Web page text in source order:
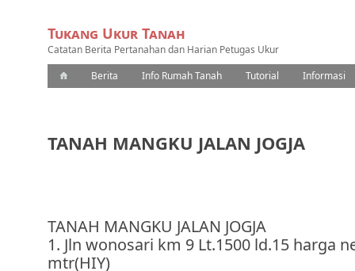
Tukang Ukur Tanah
Catatan Berita Pertanahan dan Harian Petugas Ukur
Berita
Info Rumah Tanah Tutorial Informasi
TANAH MANGKU JALAN JOGJA
TANAH MANGKU JALAN JOGJA
1. Jln wonosari km 9 Lt.1500 ld.15 harga
mtr(HIY)